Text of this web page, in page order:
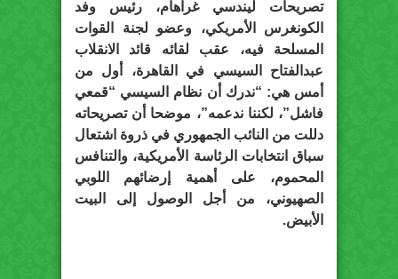
تصريحات ليندسي غراهام، رئيس وفد
الكونغرس الأمريكي، وعضو لجنة القوات
المسلحة فيه، عقب لقائه قائد الانقلاب
عبدالفتاح السيسي في القاهرة، أول من
أمس هي: “ندرك أن نظام السيسي “قمعي
فاشل”، لكننا ندعمه”، موضحا أن تصريحاته
دللت من النائب الجمهوري في ذروة اشتعال
سباق انتخابات الرئاسة الأمريكية، والتنافس
المحموم، على أهمية إرضائهم اللوبي
الصهيوني، من أجل الوصول إلى البيت
الأبيض.